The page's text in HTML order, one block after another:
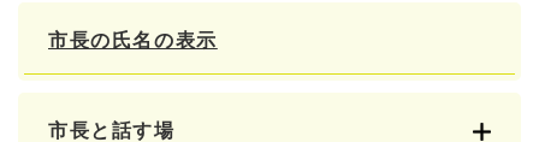
市長の氏名の表示
市長と話す場